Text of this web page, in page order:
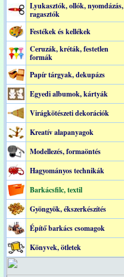
Lyukasztók, ollók, nyomdázás,
ragasztók
Festékek és kellékek
Ceruzák, kréták, festetlen
formák
Papír tárgyak, dekupázs
Egyedi albumok, kártyák
Virágkötészeti dekorációk
Kreatív alapanyagok
Modellezés, formaöntés
Hagyományos technikák
Barkácsfilc, textil
Gyöngyök, ékszerkészítés
Építő barkács csomagok
Könyvek, ötletek